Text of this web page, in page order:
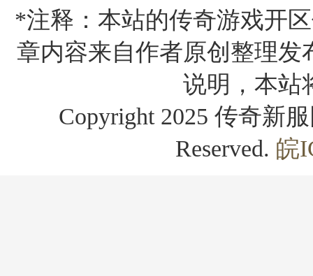
*注释：本站的传奇游戏开
章内容来自作者原创整理
说明，本站
Copyright 2025 传奇新
Reserved. 皖